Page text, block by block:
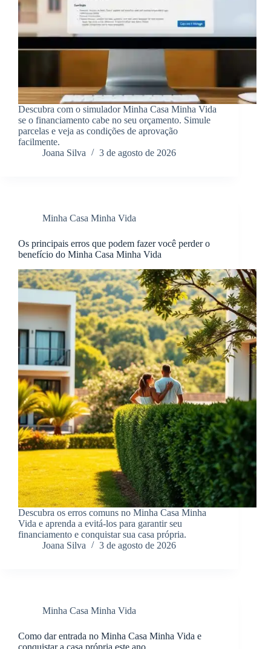
Descubra com o simulador Minha Casa Minha Vida
se o financiamento cabe no seu orçamento. Simule
parcelas e veja as condições de aprovação
facilmente.
Joana Silva
3 de agosto de 2026
Minha Casa Minha Vida
Os principais erros que podem fazer você perder o
benefício do Minha Casa Minha Vida
Descubra os erros comuns no Minha Casa Minha
Vida e aprenda a evitá-los para garantir seu
financiamento e conquistar sua casa própria.
Joana Silva
3 de agosto de 2026
Minha Casa Minha Vida
Como dar entrada no Minha Casa Minha Vida e